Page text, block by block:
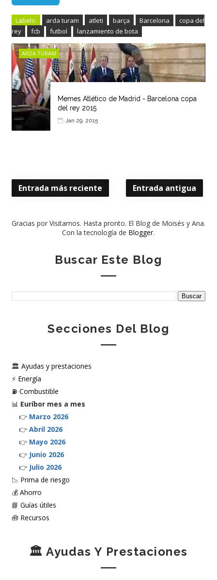
Labels: arda turam atleti barça Barcelona
copa del
rey
fcb futbol lanzamiento de bota
ARDA TURAM
Memes Atlético de Madrid - Barcelona copa
del rey 2015
Jan 29, 2015
Entrada más reciente Entrada antigua
Gracias por Visitarnos. Hasta pronto. El Blog de Moisés y Ana.
Con la tecnología de Blogger.
Buscar Este Blog
Secciones Del Blog
🏛️ Ayudas y prestaciones
⚡ Energía
⛽ Combustible
📊 Euríbor mes a mes
👉 Marzo 2026
👉 Abril 2026
👉 Mayo 2026
👉 Junio 2026
👉 Julio 2026
📉 Prima de riesgo
💰 Ahorro
📘 Guías útiles
🧰 Recursos
🏛️ Ayudas Y Prestaciones